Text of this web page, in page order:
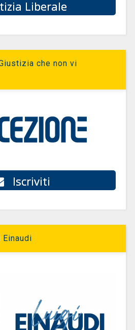
Liberale
che non vi
Iscriviti
Einaudi